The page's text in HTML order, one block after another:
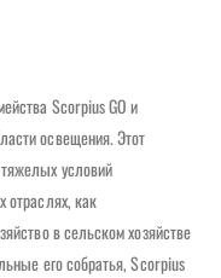
Scorpius GO и
освещения. Этот
условий
отраслях, как
в сельском хозяйстве
его собратья, Scorpius